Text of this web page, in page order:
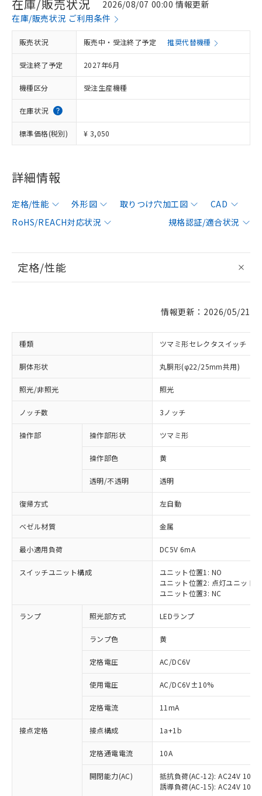
在庫/販売状況
2026/08/07 00:00 情報更新
在庫/販売状況 ご利用条件
販売状況 販売中・受注終了予定 推奨代替機種
受注終了予定 2027年6月
機種区分 受注生産機種
在庫状況
標準価格(税別) ¥ 3,050
詳細情報
定格/性能 外形図 取りつけ穴加工図
CAD
RoHS/REACH対応状況
規格認証/適合状況
定格/性能
情報更新：2026/05/21
種類 ツマミ形セレクタスイッチ
胴体形状 丸胴形(φ22/25mm共用)
照光/非照光 照光
ノッチ数 3ノッチ
操作部 操作部形状 ツマミ形
操作部色 黄
透明/不透明 透明
復帰方式 左自動
ベゼル材質 金属
最小適用負荷 DC5V 6mA
スイッチユニット構成
ユニット位置1: NO
ユニット位置2: 点灯ユニット
ユニット位置3: NC
ランプ 照光部方式 LEDランプ
ランプ色 黄
定格電圧 AC/DC6V
使用電圧 AC/DC6V±10%
定格電流 11mA
接点定格 接点構成 1a+1b
定格通電電流 10A
開閉能力(AC)
抵抗負荷(AC-12): AC24V 10A/
誘導負荷(AC-15): AC24V
ご利用条件
ご利用ください。
非含有に対応した製品が提供可能な商品で
有に対応した製品に切り替える予定のある
対応予定なし：EU RoHS指令（10物質）の
非含有に非対応の商品で、対応品を出す予
定はありません。
調査・確認中：EU RoHS指令（10物質）の